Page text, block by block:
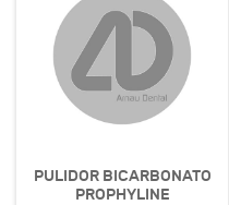
PULIDOR BICARBONATO
PROPHYLINE